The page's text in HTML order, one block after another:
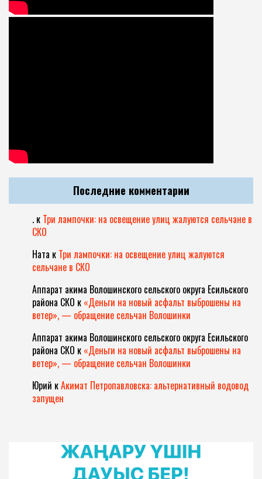
Последние комментарии
. к Три лампочки: на освещение улиц жалуются сельчане в
СКО
Ната к Три лампочки: на освещение улиц жалуются
сельчане в СКО
Аппарат акима Волошинского сельского округа Есильского
района СКО к «Деньги на новый асфальт выброшены на
ветер», — обращение сельчан Волошинки
Аппарат акима Волошинского сельского округа Есильского
района СКО к «Деньги на новый асфальт выброшены на
ветер», — обращение сельчан Волошинки
Юрий кАкимат Петропавловска: альтернативный водовод
запущен